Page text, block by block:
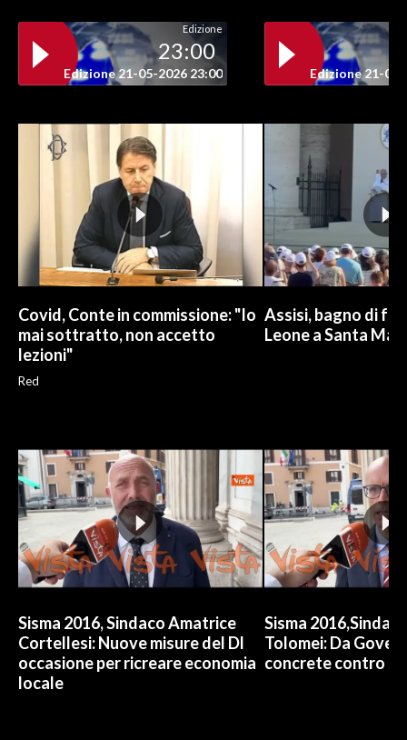
INFO AZIENDE
ABBONATI
NECROLOGI
PUBBLICITÀ
Edizione
23:00
Edizione 21-05-2026 23:00 Edizione 21-05-
Covid, Conte in commissione: "Io
mai sottratto, non accetto
lezioni"
Red
Assisi, bagno di
Leone a Santa
Sisma 2016, Sindaco Amatrice
Cortellesi: Nuove misure del Dl
occasione per ricreare economia
locale
Sisma
Tolomei: Da
concrete contro